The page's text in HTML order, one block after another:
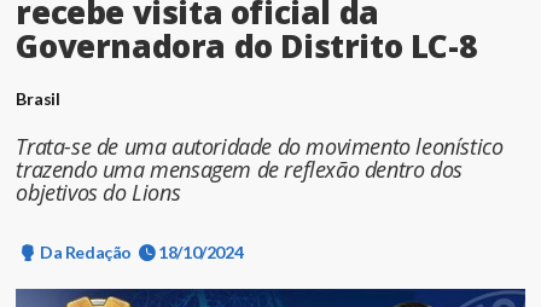
recebe visita oficial da
Governadora do Distrito LC-8
Brasil
Trata-se de uma autoridade do movimento leonístico
trazendo uma mensagem de reflexão dentro dos
objetivos do Lions
Da Redação 18/10/2024